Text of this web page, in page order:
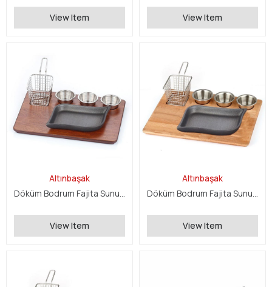
View Item View Item
Altınbaşak
Döküm Bodrum Fajita Sunum Seti
View Item
Altınbaşak
Döküm Bodrum Fajita Sunum Seti
View Item